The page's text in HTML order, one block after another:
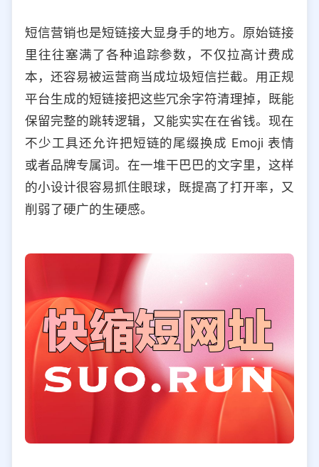
短信营销也是短链接大显身手的地方。原始链接
里往往塞满了各种追踪参数，不仅拉高计费成
本，还容易被运营商当成垃圾短信拦截。用正规
平台生成的短链接把这些冗余字符清理掉，既能
保留完整的跳转逻辑，又能实实在在省钱。现在
不少工具还允许把短链的尾缀换成 Emoji 表情
或者品牌专属词。在一堆干巴巴的文字里，这样
的小设计很容易抓住眼球，既提高了打开率，又
削弱了硬广的生硬感。